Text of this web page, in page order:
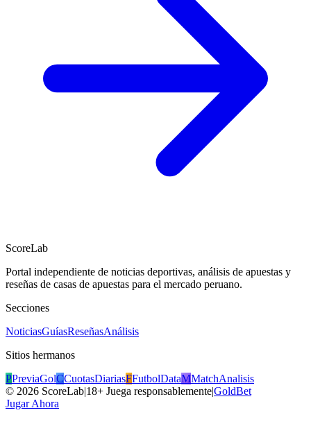
ScoreLab
Portal independiente de noticias deportivas, análisis de apuestas y
reseñas de casas de apuestas para el mercado peruano.
Secciones
NoticiasGuíasReseñasAnálisis
Sitios hermanos
PPreviaGolCCuotasDiariasFFutbolDataMMatchAnalisis
© 2026 ScoreLab|18+ Juega responsablemente|GoldBet
Jugar Ahora